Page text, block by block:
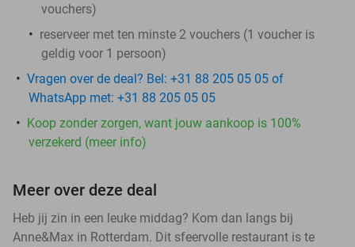
vouchers)
reserveer met ten minste 2 vouchers (1 voucher is
geldig voor 1 persoon)
Vragen over de deal? Bel: +31 88 205 05 05 of
WhatsApp met: +31 88 205 05 05
Koop zonder zorgen, want jouw aankoop is 100%
verzekerd (meer info)
Meer over deze deal
Heb jij zin in een leuke middag? Kom dan langs bij
Anne&Max in Rotterdam. Dit sfeervolle restaurant is te